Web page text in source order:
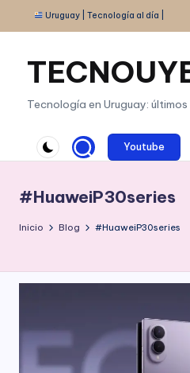
Saltar
contenido
Uruguay | Tecnología al día |
Tecnología en Uruguay:
Youtube
#HuaweiP30series
Inicio Blog #HuaweiP30series